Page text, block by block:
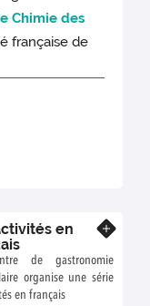
Chimie des
française de
en
de gastronomie
organise une série
en français